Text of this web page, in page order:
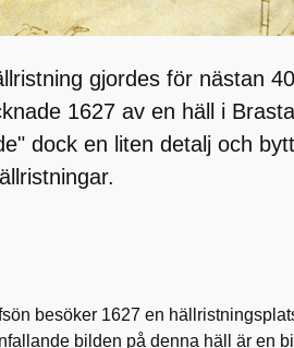
gjordes för nästan
1627 av en häll i
dock en liten detalj och
besöker 1627 en
bilden på denna häll är en